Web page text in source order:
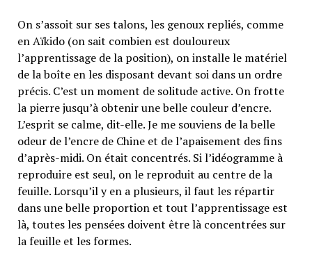
On s’assoit sur ses talons, les genoux repliés, comme
en Aïkido (on sait combien est douloureux
l’apprentissage de la position), on installe le matériel
de la boîte en les disposant devant soi dans un ordre
précis. C’est un moment de solitude active. On frotte
la pierre jusqu’à obtenir une belle couleur d’encre.
L’esprit se calme, dit-elle. Je me souviens de la belle
odeur de l’encre de Chine et de l’apaisement des fins
d’après-midi. On était concentrés. Si l’idéogramme à
reproduire est seul, on le reproduit au centre de la
feuille. Lorsqu’il y en a plusieurs, il faut les répartir
dans une belle proportion et tout l’apprentissage est
là, toutes les pensées doivent être là concentrées sur
la feuille et les formes.